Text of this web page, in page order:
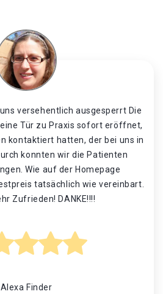
versehentlich ausgesperrt Die
Tür zu Praxis sofort eröffnet,
kontaktiert hatten, der bei uns in
konnten wir die Patienten
Wie auf der Homepage
tatsächlich wie vereinbart.
Zufrieden! DANKE!!!!
Alexa Finder